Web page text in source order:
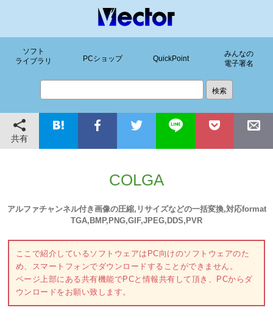
ソフト
ライブラリ
PCショップ QuickPoint
みんなの
電子署名
共有
COLGA
アルファチャンネル付き画像の圧縮,リサイズなどの一括変換,対応format
TGA,BMP,PNG,GIF,JPEG,DDS,PVR
ここで紹介しているソフトウェアはPC向けのソフトウェアのた
め、スマートフォンでダウンロードすることができません。
ページ上部にある共有機能でPCと情報共有して頂き、PCからダ
ウンロードをお願い致します。